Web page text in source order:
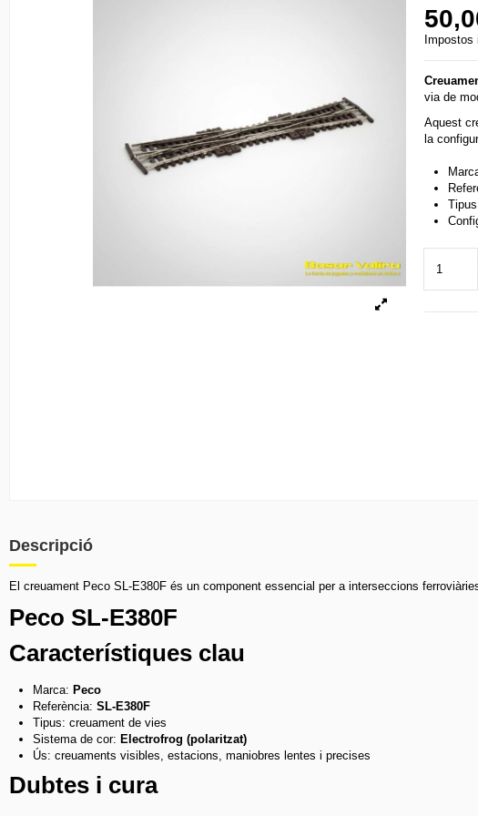
Impostos
via de
Aquest
la
Descripció
El creuament Peco SL-E380F és un component essencial per a interseccions
Peco SL-E380F
Característiques clau
Marca: Peco
Referència: SL-E380F
Tipus: creuament de vies
Sistema de cor: Electrofrog (polaritzat)
Ús: creuaments visibles, estacions, maniobres lentes i precises
Dubtes i cura